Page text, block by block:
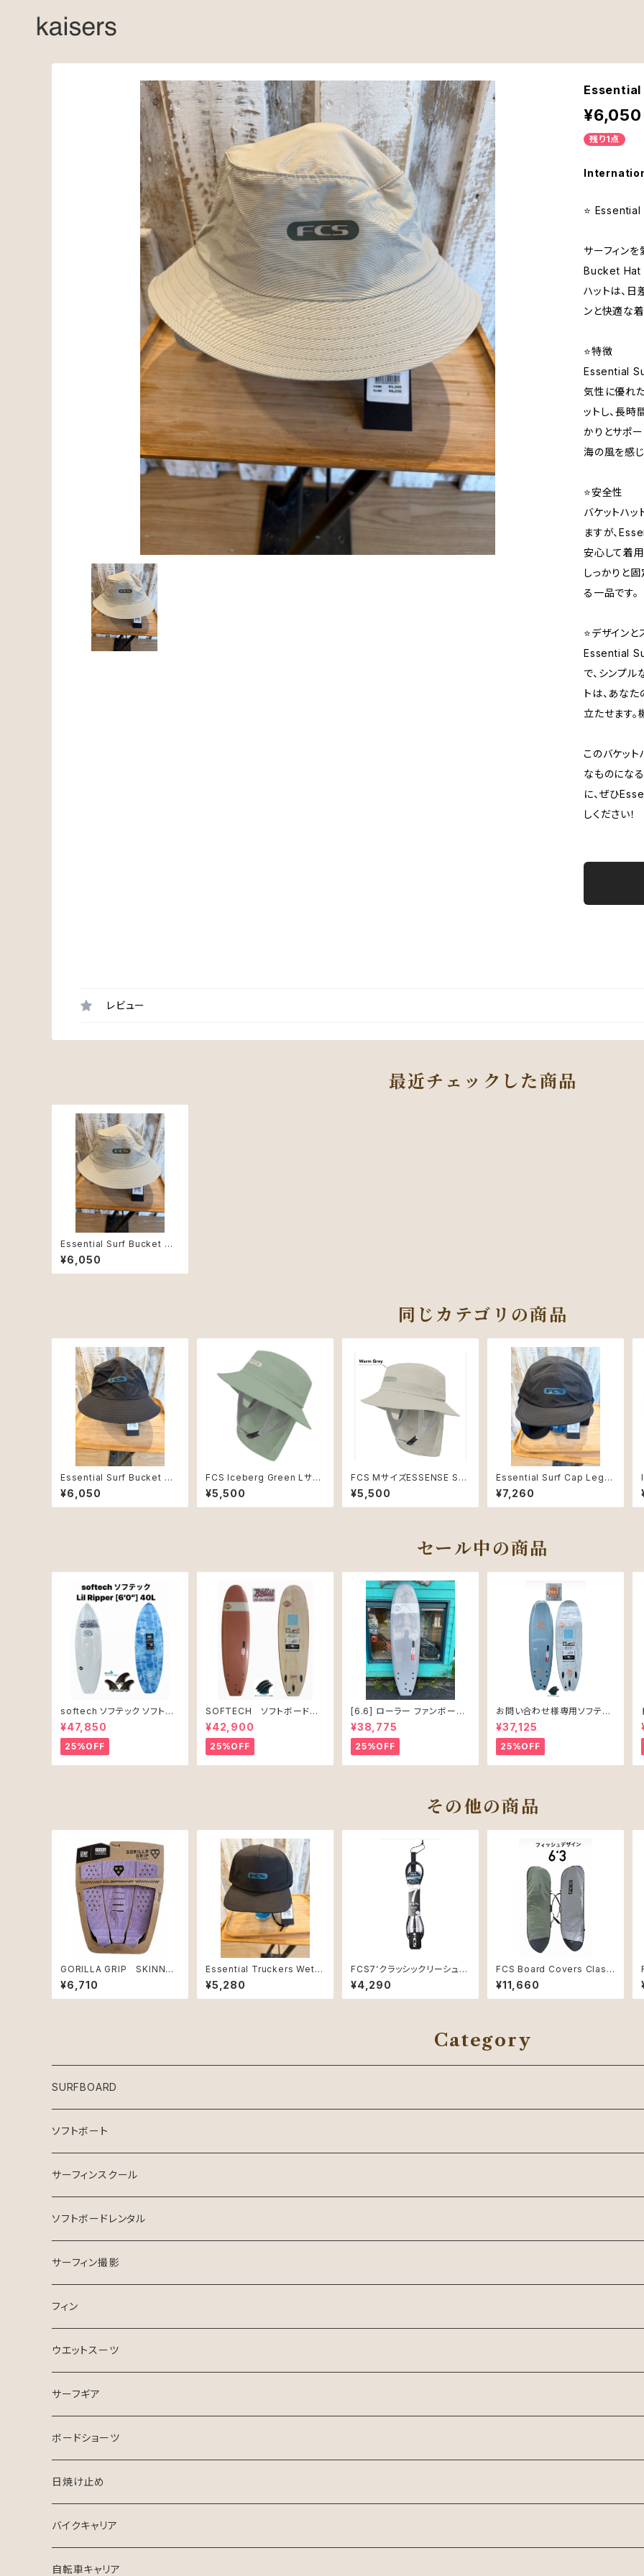
¥6,050
残り1点
⭐️
サーフィン
Bucket Hat
ハットは、日
ンと快適な
⭐️特徴
Essential
気性に優れ
ットし、長時
かりとサポー
海の風を感
⭐️安全性
バケットハ
ますが、
安心して着
しっかりと
る一品です。
⭐️デザインと
Essential
で、シンプ
トは、あな
立たせます
このバケッ
なものにな
に、ぜひ
しください！
レビュー
最近チェックした商品
Essential Surf Bucket Ha
t Warm Grey Lサイズ
¥6,050
同じカテゴリの商品
Essential Surf Bucket Ha
t Bk/Teal Mサイズ
¥6,050
FCS Iceberg Green Lサイ
ズEssential SurfHat
¥5,500
FCS MサイズESSENSE SU
RF BUCKET HAT サーフ
ハットバケットハットワームグ
レー
¥5,500
Essential Surf Cap Legio
nnaire Hat Lサイズ
¥7,260
セール中の商品
softech ソフテック ソフトボ
ード Lil Ripper リル リッパー
[6’0”] 40L
¥47,850
25%OFF
SOFTECH ソフトボード
7'0" ROLLER CLAY
¥42,900
25%OFF
[6.6] ローラー ファンボード
ソフテック
¥38,775
25%OFF
お問い合わせ様専用ソフテッ
ク SALLY シャリー 6’6 ソフ
トボード 61L
¥37,125
25%OFF
その他の商品
GORILLA GRIP SKINNY
THREE DIGITAL-LAV/BLA
CK
¥6,710
Essential Truckers Wet C
ap Black/Eclipse
¥5,280
FCS7‘クラッシックリーシュコ
ード7mm
¥4,290
FCS Board Covers Classi
c Cover Fish 6'3" Alpine
¥11,660
Category
SURFBOARD
Crystal Dreams SURFBOARD
INSPIRE SURFBOARD
USEDサーフボード
ESSENCE SURFBOARD
ASB SURfBOARD
ソフトボート
サーフィンスクール
マンツーマン
サーフガイド
ソフトボードレンタル
サーフィン撮影
フィン
FCS Ⅱ
FinsOut
フューチャータブ
ウエットスーツ
HURLEY ウエットスーツ
2024 SPRING SUMMER
BGZウエットスーツ
USED ウエットスーツ
VISSLA
サーフギア
リーシュコード
FCS
クリエイチャーズ
デッキパッチ
サーフボードケース
ボードショーツ
日焼け止め
バイクキャリア
自転車キャリア